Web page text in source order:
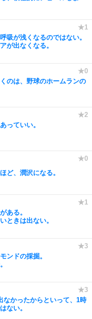
吸が浅くなるのではない。
が出なくなる。
のは、野球のホームランの
っていい。
ど、潤沢になる。
ある。
ときは出ない。
ンドの採掘。
なかったからといって、1時
ない。